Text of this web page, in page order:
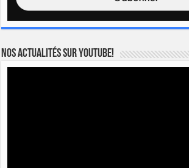
Nos actualités sur YOUTUBE!